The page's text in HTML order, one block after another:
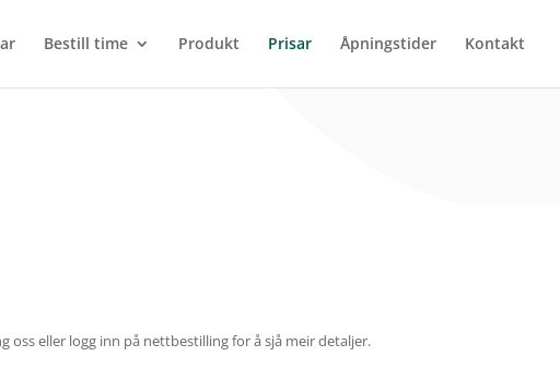
Bestill time Produkt Prisar Åpningstider Kontakt
oss eller logg inn på nettbestilling for å sjå meir detaljer.